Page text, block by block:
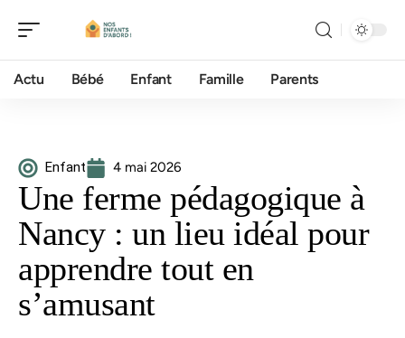
Actu Bébé Enfant Famille Parents
Enfant 4 mai 2026
Une ferme pédagogique à
Nancy : un lieu idéal pour
apprendre tout en
s’amusant